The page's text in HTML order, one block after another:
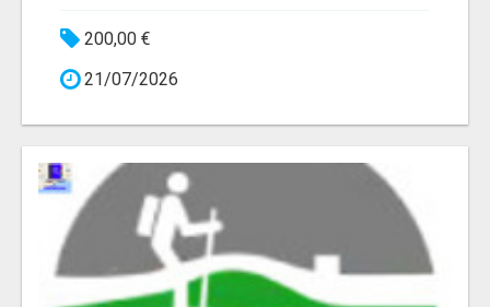
200,00 €
21/07/2026